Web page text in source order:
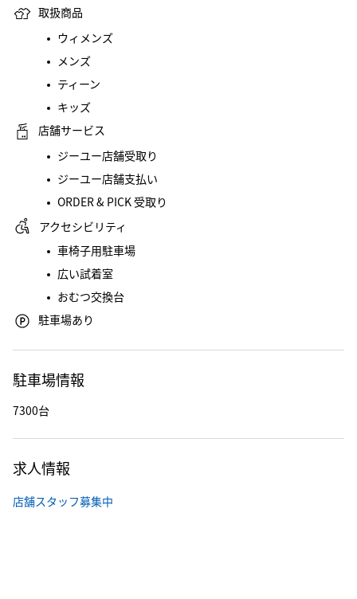
取扱商品
ウィメンズ
メンズ
ティーン
キッズ
店舗サービス
ジーユー店舗受取り
ジーユー店舗支払い
ORDER & PICK 受取り
アクセシビリティ
車椅子用駐車場
広い試着室
おむつ交換台
駐車場あり
駐車場情報
7300台
求人情報
店舗スタッフ募集中